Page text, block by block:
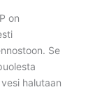
on
Se
halutaan